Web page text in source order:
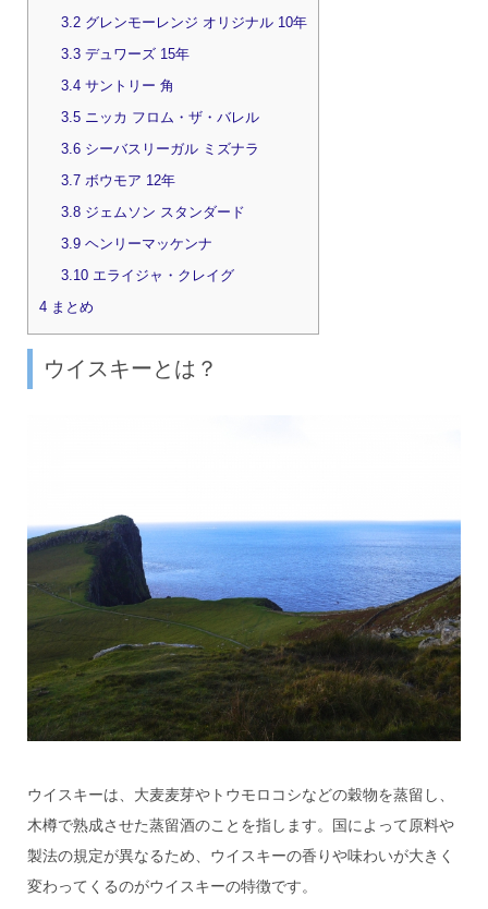
3.2グレンモーレンジ オリジナル 10年
3.3デュワーズ 15年
3.4サントリー 角
3.5ニッカ フロム・ザ・バレル
3.6シーバスリーガル ミズナラ
3.7ボウモア 12年
3.8ジェムソン スタンダード
3.9ヘンリーマッケンナ
3.10エライジャ・クレイグ
4まとめ
ウイスキーとは？
ウイスキーは、大麦麦芽やトウモロコシなどの穀物を蒸留し、
木樽で熟成させた蒸留酒のことを指します。国によって原料や
製法の規定が異なるため、ウイスキーの香りや味わいが大きく
変わってくるのがウイスキーの特徴です。